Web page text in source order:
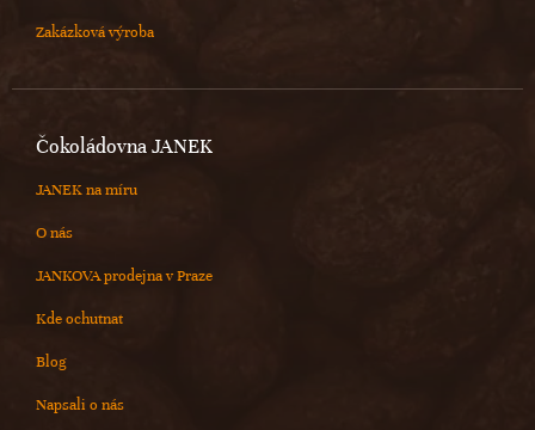
Zakázková výroba
Čokoládovna JANEK
JANEK na míru
O nás
JANKOVA prodejna v Praze
Kde ochutnat
Blog
Napsali o nás